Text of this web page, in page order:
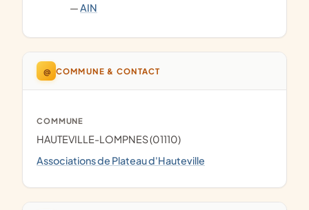
—AIN
@ COMMUNE & CONTACT
COMMUNE
HAUTEVILLE-LOMPNES (01110)
Associations de Plateau d'Hauteville